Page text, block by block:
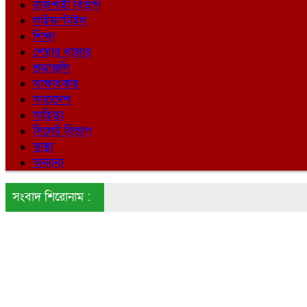
রাজশাহী বিভাগ
লাইফস্টাইল
শিক্ষা
শেয়ার বাজার
শ্রদ্ধাঞ্জলি
সাক্ষাৎকার
সারাদেশ
সাহিত্য
সিলেট বিভাগ
স্বাস্থ্য
অন্যান্য
সংবাদ শিরোনাম :